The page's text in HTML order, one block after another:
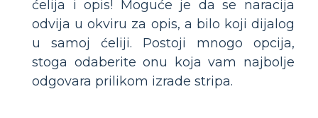
ćelija i opis! Moguće je da se naracija
odvija u okviru za opis, a bilo koji dijalog
u samoj ćeliji. Postoji mnogo opcija,
stoga odaberite onu koja vam najbolje
odgovara prilikom izrade stripa.